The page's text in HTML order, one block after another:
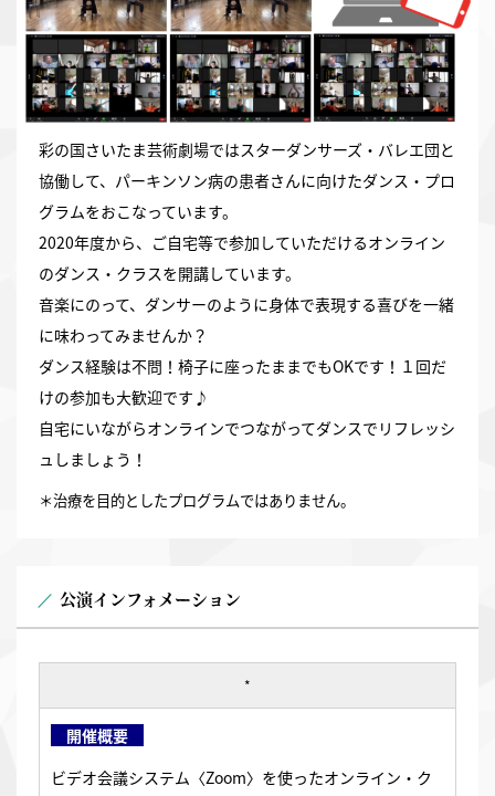
彩の国さいたま芸術劇場ではスターダンサーズ・バレエ団と
協働して、パーキンソン病の患者さんに向けたダンス・プロ
グラムをおこなっています。
2020年度から、ご自宅等で参加していただけるオンライン
のダンス・クラスを開講しています。
音楽にのって、ダンサーのように身体で表現する喜びを一緒
に味わってみませんか？
ダンス経験は不問！椅子に座ったままでもOKです！１回だ
けの参加も大歓迎です♪
自宅にいながらオンラインでつながってダンスでリフレッシ
ュしましょう！
＊治療を目的としたプログラムではありません。
公演インフォメーション
*
開催概要
ビデオ会議システム〈Zoom〉を使ったオンライン・ク